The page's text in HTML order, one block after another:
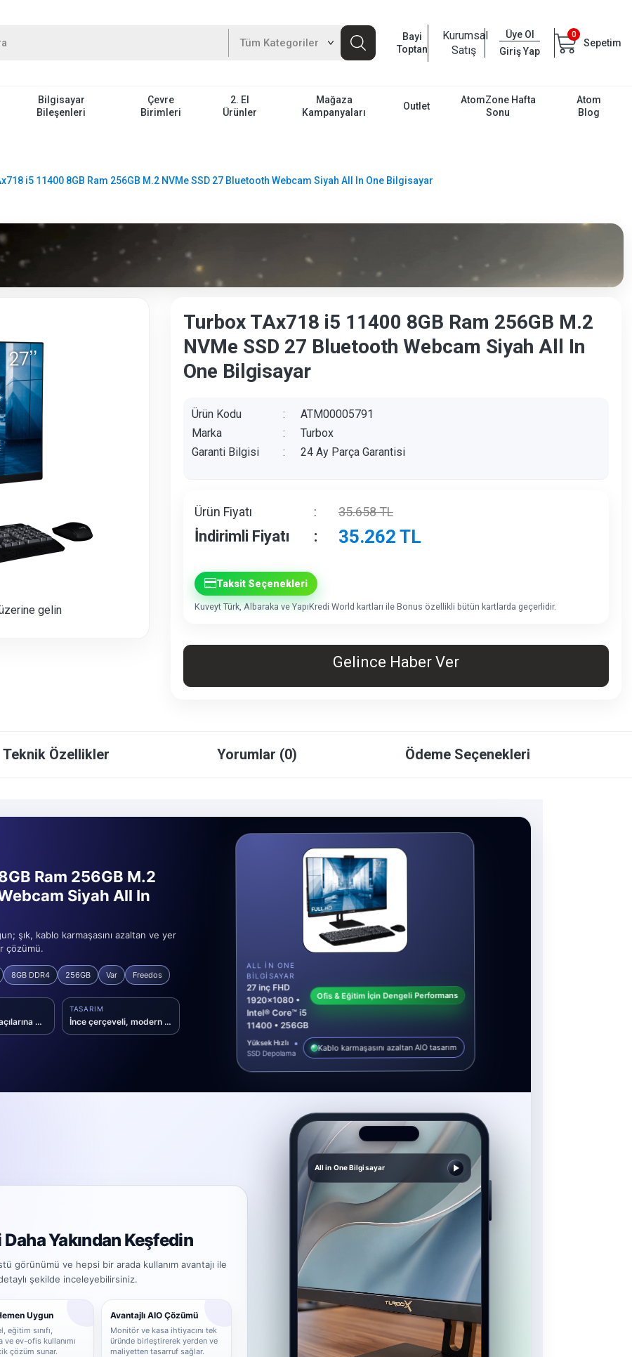
Bayi
Toptan
Kurumsal
Satış
Üye Ol
Giriş Yap
0
Sepetim
Bilgisayar
Bileşenleri
Çevre
Birimleri
2. El
Ürünler
Mağaza
Kampanyaları
Outlet
AtomZone Hafta
Sonu
Atom
Blog
i5 11400 8GB Ram 256GB M.2 NVMe SSD 27 Bluetooth Webcam Siyah All In One Bilgisayar
gelin
Turbox TAx718 i5 11400 8GB Ram 256GB M.2
NVMe SSD 27 Bluetooth Webcam Siyah All In
One Bilgisayar
Ürün Kodu :
ATM00005791
Marka
:
Turbox
Garanti Bilgisi
: 24 Ay Parça Garantisi
Ürün Fiyatı : 35.658TL
İndirimli Fiyatı : 35.262 TL
Taksit Seçenekleri
Kuveyt Türk, Albaraka ve YapıKredi World kartları ile Bonus özellikli bütün kartlarda geçerlidir.
Gelince Haber Ver
Teknik Özellikler Yorumlar (0) Ödeme Seçenekleri
Ram 256GB M.2
Siyah All In
şık, kablo karmaşasını azaltan ve yer
çözümü.
8GB DDR4 256GB Var Freedos
Geniş izleme açılarına sahip VA panel
TASARIM
İnce çerçeveli, modern AIO form faktörü
ALL IN ONE
BILGISAYAR
27 inç FHD
1920x1080 •
Intel® Core™ i5
11400 • 256GB
Ofis & Eğitim İçin Dengeli Performans
Yüksek Hızlı
SSD Depolama
Kablo karmaşasını azaltan AIO tasarım
Yakından Keşfedin
görünümü ve hepsi bir arada kullanım avantajı ile
şekilde inceleyebilirsiniz.
Uygun
eğitim sınıfı,
ve ev-ofis kullanımı
çözüm sunar.
Avantajlı AIO Çözümü
Monitör ve kasa ihtiyacını tek
üründe birleştirerek yerden ve
maliyetten tasarruf sağlar.
All in One Bilgisayar